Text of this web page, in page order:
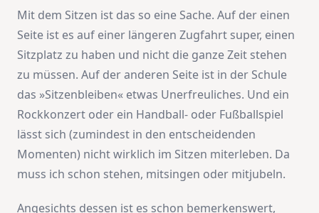
Mit dem Sitzen ist das so eine Sache. Auf der einen
Seite ist es auf einer längeren Zugfahrt super, einen
Sitzplatz zu haben und nicht die ganze Zeit stehen
zu müssen. Auf der anderen Seite ist in der Schule
das »Sitzenbleiben« etwas Unerfreuliches. Und ein
Rockkonzert oder ein Handball- oder Fußballspiel
lässt sich (zumindest in den entscheidenden
Momenten) nicht wirklich im Sitzen miterleben. Da
muss ich schon stehen, mitsingen oder mitjubeln.
Angesichts dessen ist es schon bemerkenswert,